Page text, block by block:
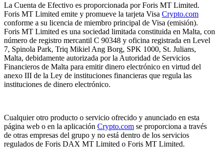
La Cuenta de Efectivo es proporcionada por Foris MT Limited.
Foris MT Limited emite y promueve la tarjeta Visa Crypto.com
conforme a su licencia de miembro principal de Visa (emisión).
Foris MT Limited es una sociedad limitada constituida en Malta, con
número de registro mercantil C 90348 y oficina registrada en Level
7, Spinola Park, Triq Mikiel Ang Borg, SPK 1000, St. Julians,
Malta, debidamente autorizada por la Autoridad de Servicios
Financieros de Malta para emitir dinero electrónico en virtud del
anexo III de la Ley de instituciones financieras que regula las
instituciones de dinero electrónico.
Cualquier otro producto o servicio ofrecido y anunciado en esta
página web o en la aplicación Crypto.com se proporciona a través
de otras empresas del grupo y no está dentro de los servicios
regulados de Foris DAX MT Limited o Foris MT Limited.